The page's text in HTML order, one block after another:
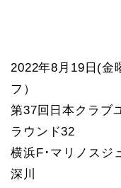
2022年8月19日(金
フ）
第37回日本クラブ
ラウンド32
横浜F･マリノス
深川